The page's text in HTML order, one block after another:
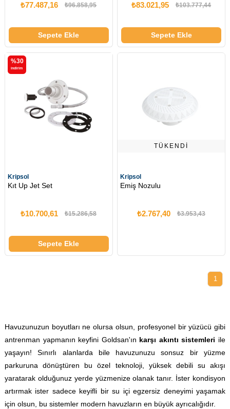
₺77.487,16 ₺96.858,95
Sepete Ekle
₺83.021,95 ₺103.777,44
Sepete Ekle
Kripsol
Kıt Up Jet Set
₺10.700,61 ₺15.286,58
Sepete Ekle
%30
i̇ndirim
TÜKENDI
Kripsol
Emiş Nozulu
₺2.767,40 ₺3.953,43
1
Havuzunuzun boyutları ne olursa olsun, profesyonel bir yüzücü gibi
antrenman yapmanın keyfini Goldsan'ın karşı akıntı sistemleri ile
yaşayın! Sınırlı alanlarda bile havuzunuzu sonsuz bir yüzme
parkuruna dönüştüren bu özel teknoloji, yüksek debili su akışı
yaratarak olduğunuz yerde yüzmenize olanak tanır. İster kondisyon
artırmak ister sadece keyifli bir su içi egzersiz deneyimi yaşamak
için olsun, bu sistemler modern havuzların en büyük ayrıcalığıdır.